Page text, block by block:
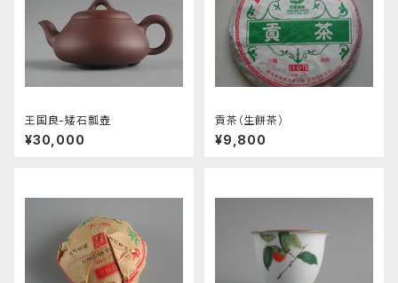
王国良-矮石瓢壺
¥30,000
貢茶（生餅茶）
¥9,800